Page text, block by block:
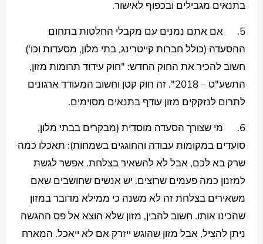
בתנאים מגבילים ובכפוף לאישור.
5. אם אתם נמנים עם מקבלי החלטות בתחום
ההסעדה (כולל חברות קייטרינג, בתי מלון, מסעדות וכו')
חשוב להכיר את החוק החדש: "חוק עידוד תרומות מזון,
התשע"ט – 2018". זה חוק קטן וחשוב המעודד ארגונים
לתרום לנזקקים מזון עודף בתנאים מסוימים.
6. מי שצורך הסעדה מוסדית (מבקרים בבתי מלון,
סועדים במקומות עבודה והחוגגים בשמחות): תאכלו כמה
שרק בא לכם, אבל לא להשאיר בצלחת. אפשר לגשת
למזנון כמה פעמים שרוצים. יש אנשים שחושבים שאם
משאירים בצלחת זה לא משנה כי ממילא מדובר במזון
שהכינו אותו. חשוב להבין, מזון שלא הוצא אל פס ההגשה
ניתן להציל, אבל מזון שהוגש ייזרק אם לא ייאכל. המארח